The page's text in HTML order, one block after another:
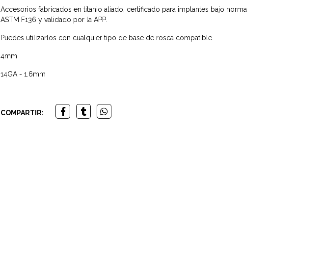
Accesorios fabricados en titanio aliado, certificado para implantes bajo norma
ASTM F136 y validado por la APP.
Puedes utilizarlos con cualquier tipo de base de rosca compatible.
4mm
14GA - 1.6mm
COMPARTIR: